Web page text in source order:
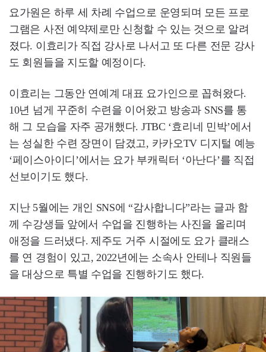
요가원은 하루 세 차례 수업으로 운영되며 모든 프로
그램은 사전 예약제로만 신청할 수 있는 것으로 알려
졌다. 이효리가 직접 강사로 나서고 또 다른 전문 강사
도 회원들을 지도할 예정이다.
이효리는 그동안 연예계 대표 요가인으로 꼽혀왔다.
10년 넘게 꾸준히 수련을 이어왔고 방송과 SNS를 통
해 그 모습을 자주 공개했다. JTBC ‘효리네 민박’에서
는 성실한 수련 장면이 담겼고, 카카오TV 디지털 예능
‘페이스아이디’에서는 요가 부캐릭터 ‘아난다’를 직접
선보이기도 했다.
지난 5월에는 개인 SNS에 “감사합니다”라는 글과 함
께 수강생들 앞에서 수업을 진행하는 사진을 올리며
애정을 드러냈다. 제주도 거주 시절에도 요가 클래스
를 연 경험이 있고, 2022년에는 소속사 안테나 직원들
을 대상으로 특별 수업을 진행하기도 했다.